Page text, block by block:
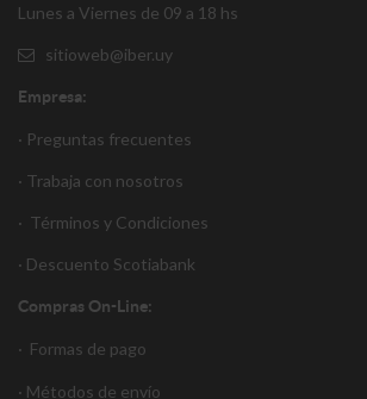
Lunes a Viernes de 09 a 18 hs
sitioweb@iber.uy
Empresa:
· Preguntas frecuentes
· Trabaja con nosotros
· Términos y Condiciones
· Descuento Scotiabank
Compras On-Line:
· Formas de pago
· Métodos de envío